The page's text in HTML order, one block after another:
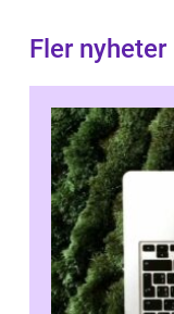
Fler nyheter